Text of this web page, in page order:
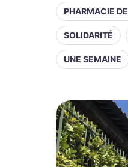
PHARMACIE
SOLIDARITÉ
UNE SEMAINE